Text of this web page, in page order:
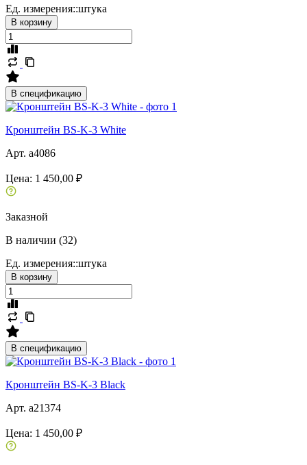
Ед. измерения::штука
В корзину
В спецификацию
Кронштейн BS-K-3 White
Арт. a4086
Цена: 1 450,00 ₽
Заказной
В наличии (32)
Ед. измерения::штука
В корзину
В спецификацию
Кронштейн BS-K-3 Black
Арт. a21374
Цена: 1 450,00 ₽